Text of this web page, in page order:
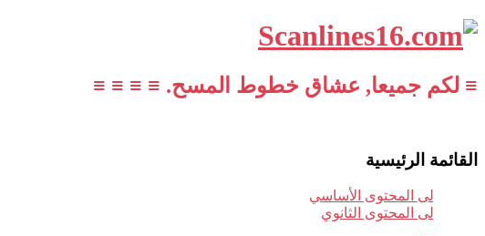
≡ لكم جميعا, عشاق خطوط المسح. ≡ ≡ ≡ ≡
القائمة الرئيسية
تخطي إلى المحتوى الأساسي
تخطي إلى المحتوى الثانوي